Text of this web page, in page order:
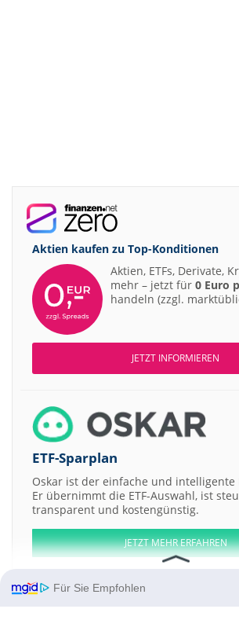
Aktien kaufen zu Top-Konditionen
Aktien, ETFs, Derivate,
mehr – jetzt für 0 Euro
handeln (zzgl.
JETZT INFORMIEREN
ETF-Sparplan
Oskar ist der einfache und intelligente
Er übernimmt die ETF-Auswahl, ist
transparent und kostengünstig.
JETZT MEHR ERFAHREN
Für Sie Empfohlen